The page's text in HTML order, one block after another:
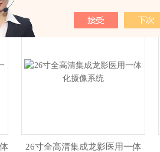
26寸全高清集成龙影医用一体